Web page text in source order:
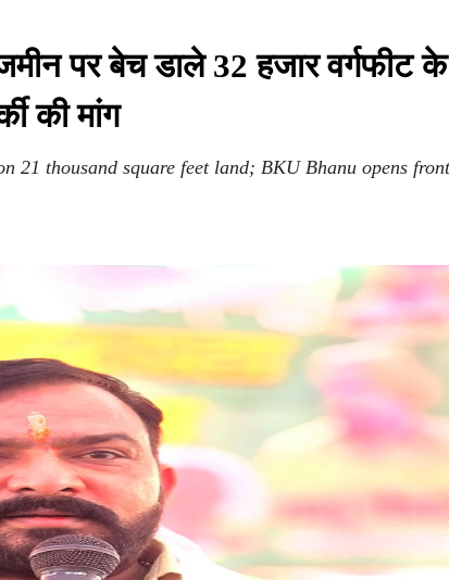
पर बेच डाले 32 हजार वर्गफीट
की मांग
21 thousand square feet land; BKU Bhanu opens